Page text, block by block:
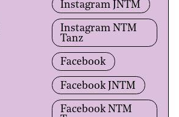
Instagram JNTM
Instagram NTM
Tanz
Facebook
Facebook JNTM
Facebook NTM